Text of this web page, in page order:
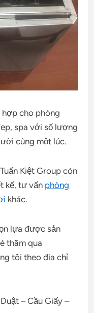
cho phòng
spa với số lượng
cùng một lúc.
Kiệt Group còn
kế, tư vấn phòng
khác.
lựa được sản
thăm qua
tôi theo địa chỉ
– Cầu Giấy –